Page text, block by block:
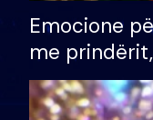
Emocione
me
divorci apo